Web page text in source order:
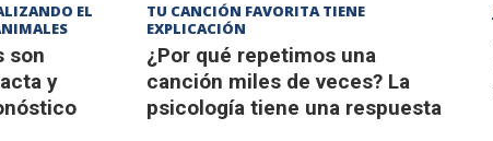
EL
son
y
TU CANCIÓN FAVORITA TIENE
EXPLICACIÓN
¿Por qué repetimos una
canción miles de veces? La
psicología tiene una respuesta